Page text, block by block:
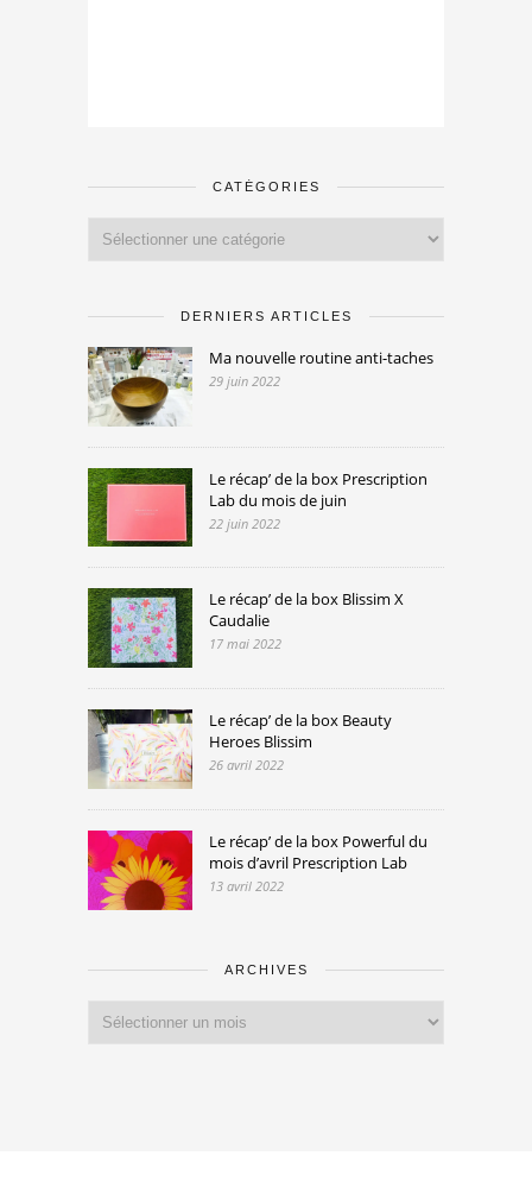
CATÉGORIES
DERNIERS ARTICLES
Ma nouvelle routine anti-taches
29 juin 2022
Le récap’ de la box Prescription
Lab du mois de juin
22 juin 2022
Le récap’ de la box Blissim X
Caudalie
17 mai 2022
Le récap’ de la box Beauty
Heroes Blissim
26 avril 2022
Le récap’ de la box Powerful du
mois d’avril Prescription Lab
13 avril 2022
ARCHIVES